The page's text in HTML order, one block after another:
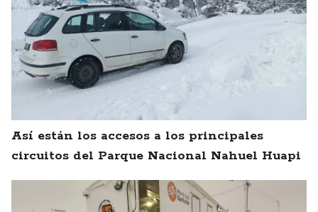
Así están los accesos a los principales
circuitos del Parque Nacional Nahuel Huapi